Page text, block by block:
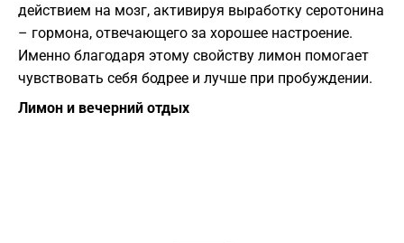
действием на мозг, активируя выработку серотонина
– гормона, отвечающего за хорошее настроение.
Именно благодаря этому свойству лимон помогает
чувствовать себя бодрее и лучше при пробуждении.
Лимон и вечерний отдых